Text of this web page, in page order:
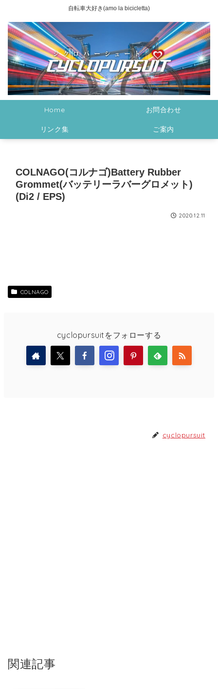
自転車大好き(amo la bicicletta)
Home お問合わせ
リンク集 ご案内
COLNAGO(コルナゴ)Battery Rubber
Grommet(バッテリーラバーグロメット)
(Di2 / EPS)
2020.12.11
COLNAGO
cyclopursuitをフォローする
cyclopursuit
関連記事